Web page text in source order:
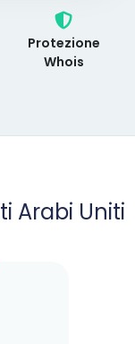
Protezione
Whois
Arabi Uniti